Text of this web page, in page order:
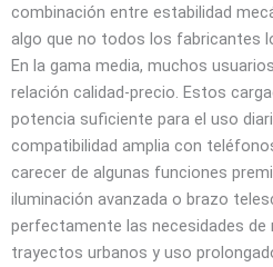
combinación entre estabilidad
algo que no todos los fabricantes
En la gama media, muchos
relación calidad-precio. Estos
potencia suficiente para el uso
compatibilidad amplia con
carecer de algunas funciones
iluminación avanzada o brazo
perfectamente las necesidades de
trayectos urbanos y uso